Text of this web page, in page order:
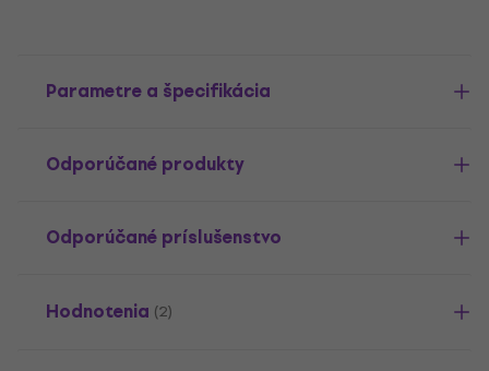
Parametre a špecifikácia
Odporúčané produkty
Odporúčané príslušenstvo
Hodnotenia (2)